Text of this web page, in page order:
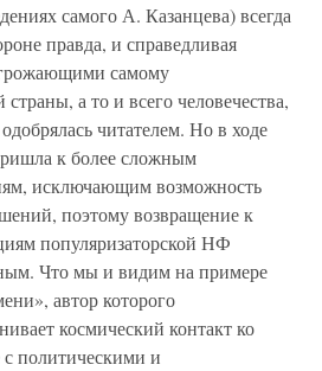
самого А. Казанцева) всегда
правда, и справедливая
самому
а то и всего человечества,
читателем. Но в ходе
к более сложным
исключающим возможность
поэтому возвращение к
популяризаторской НФ
Что мы и видим на примере
автор которого
космический контакт ко
политическими и